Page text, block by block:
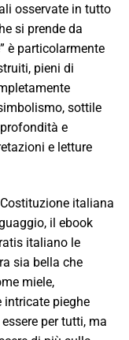
osservate in tutto
si prende da
è particolarmente
pieni di
sottile
e
e letture
italiana
il ebook
italiano le
sia bella che
miele,
intricate pieghe
per tutti, ma